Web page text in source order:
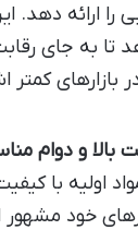
را ارائه دهد.
تا به جای
بازارهای
بالا و دوام
اولیه با
خود